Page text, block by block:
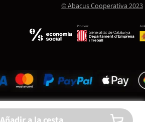
Promou:
© Abacus Cooperativa 2023